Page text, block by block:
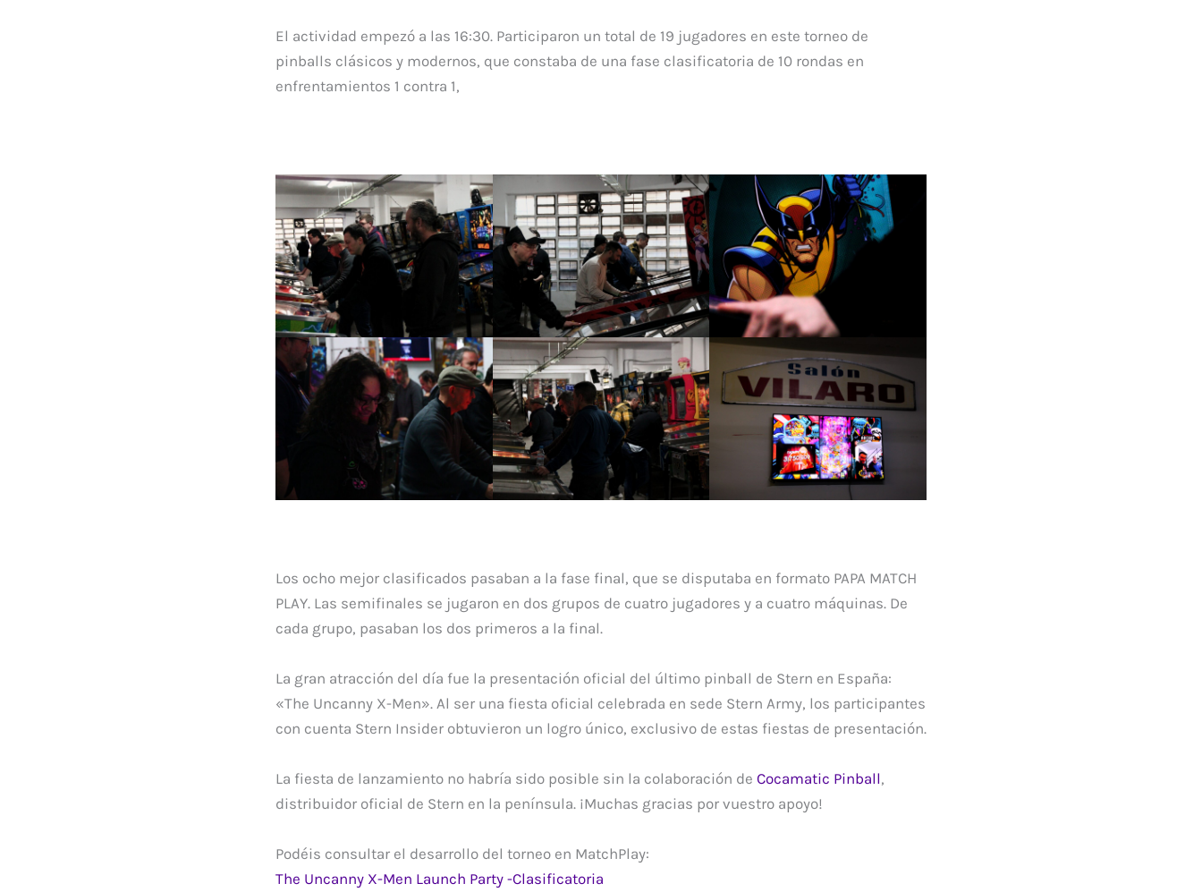
El actividad empezó a las 16:30. Participaron un total de 19 jugadores en este torneo de
pinballs clásicos y modernos, que constaba de una fase clasificatoria de 10 rondas en
enfrentamientos 1 contra 1,
Los ocho mejor clasificados pasaban a la fase final, que se disputaba en formato PAPA MATCH
PLAY. Las semifinales se jugaron en dos grupos de cuatro jugadores y a cuatro máquinas. De
cada grupo, pasaban los dos primeros a la final.
La gran atracción del día fue la presentación oficial del último pinball de Stern en España:
«The Uncanny X-Men». Al ser una fiesta oficial celebrada en sede Stern Army, los participantes
con cuenta Stern Insider obtuvieron un logro único, exclusivo de estas fiestas de presentación.
La fiesta de lanzamiento no habría sido posible sin la colaboración de Cocamatic Pinball,
distribuidor oficial de Stern en la península. ¡Muchas gracias por vuestro apoyo!
Podéis consultar el desarrollo del torneo en MatchPlay:
The Uncanny X-Men Launch Party -Clasificatoria